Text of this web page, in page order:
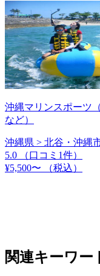
沖縄マリンスポーツ
など）
沖縄県 > 北谷・沖縄
5.0
（口コミ1件）
¥5,500〜
（税込）
関連キーワー